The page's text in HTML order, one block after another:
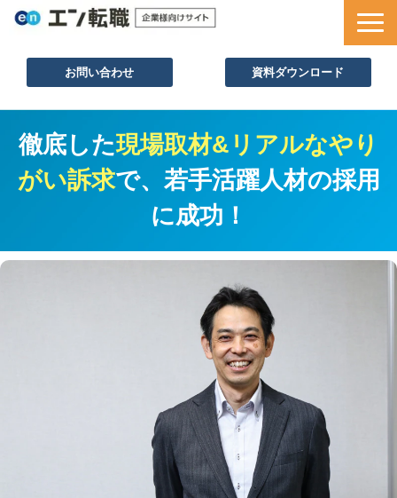
お問い合わせ 資料ダウンロード
採用ノウハウ
採用事例
セミナー情報
徹底した現場取材& リアルなやり
がい訴求で、若手活躍人材の採用
に成功！